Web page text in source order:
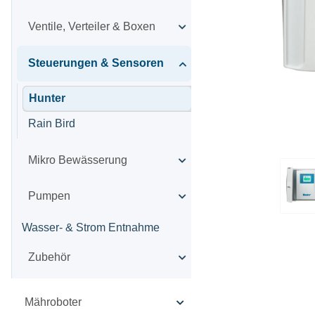
Ventile, Verteiler & Boxen
Steuerungen & Sensoren
Hunter
Rain Bird
Mikro Bewässerung
Pumpen
Wasser- & Strom Entnahme
Zubehör
Mähroboter